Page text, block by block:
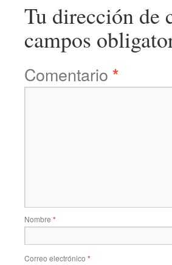
Tu dirección de
campos
Comentario *
Nombre *
Correo electrónico *